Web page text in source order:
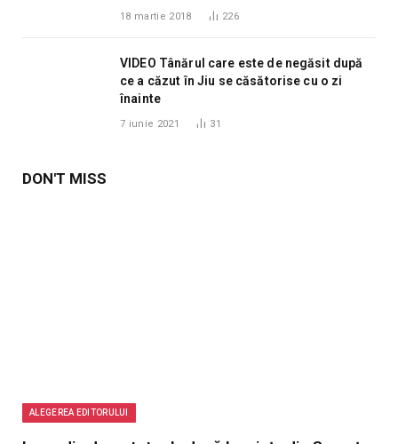
18 martie 2018 226
VIDEO Tânărul care este de negăsit după
ce a căzut în Jiu se căsătorise cu o zi
înainte
7 iunie 2021 31
DON'T MISS
ALEGEREA EDITORULUI